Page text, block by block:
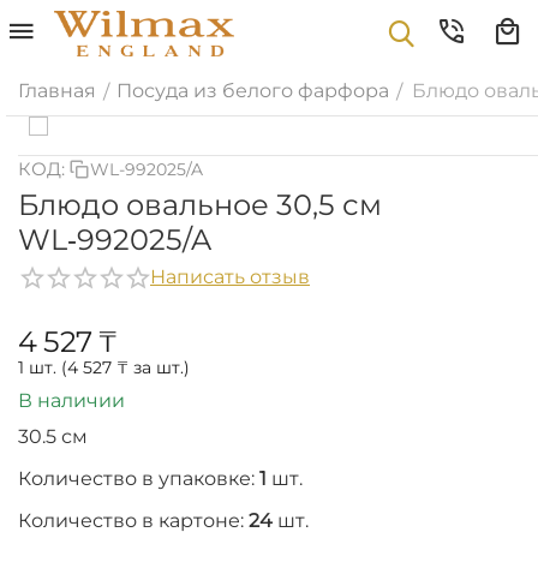
Главная / Посуда из белого фарфора / Блюдо
КОД: WL-992025/A
Блюдо овальное 30,5 см
WL‑992025/A
Написать отзыв
4 527 ₸
1 шт. (4 527 ₸ за шт.)
В наличии
30.5 см
Количество в упаковке: 1 шт.
Количество в картоне: 24 шт.